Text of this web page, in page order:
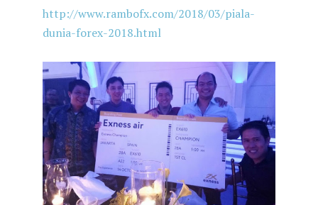
http://www.rambofx.com/2018/03/piala-
dunia-forex-2018.html